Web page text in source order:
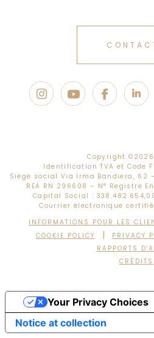
Copyright ©
Identification TVA et Code
Siège social Via Irma Bandiera, 62
REA RN 296608 – N° Registre
Capital Social :
Courrier électronique
INFORMATIONS POUR LES
COOKIE POLICY
| PRIVACY
RAPPORTS
CRÉDITS
Notice at collection
Your Privacy Choices